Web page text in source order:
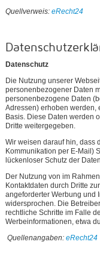
Quellverweis: eRecht24
Datenschutz
Die Nutzung unserer
personenbezogener Daten
personenbezogene Daten
Adressen) erhoben werden,
Basis. Diese Daten werden
Dritte weitergegeben.
Wir weisen darauf hin, dass
Kommunikation per E-Mail)
lückenloser Schutz der
Der Nutzung von im
Kontaktdaten durch Dritte
angeforderter Werbung und
widersprochen. Die
rechtliche Schritte im Falle
Werbeinformationen, etwa
Quellenangaben: eRecht24